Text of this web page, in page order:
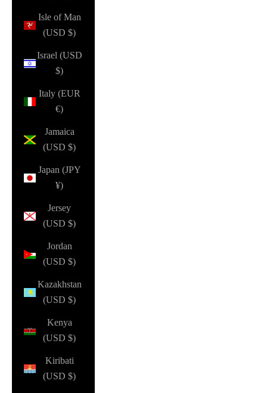
Isle of Man
(USD $)
Israel (USD
$)
Italy (EUR
€)
Jamaica
(USD $)
Japan (JPY
¥)
Jersey
(USD $)
Jordan
(USD $)
Kazakhstan
(USD $)
Kenya
(USD $)
Kiribati
(USD $)